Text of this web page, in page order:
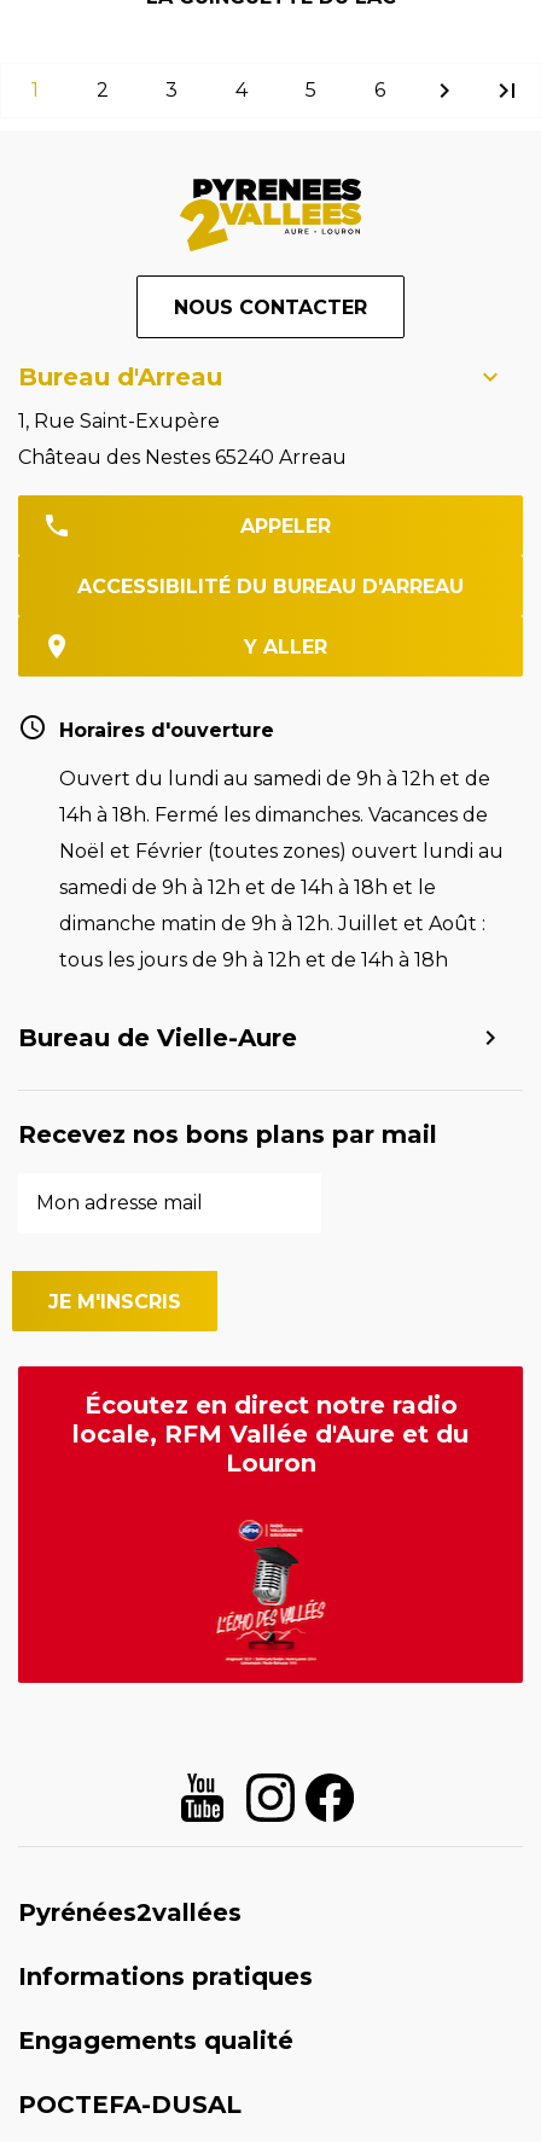
1 2 3 4 5 6 chevron_right last_page
NOUS CONTACTER
Bureau d'Arreau
1, Rue Saint-Exupère
Château des Nestes 65240 Arreau
APPELER
ACCESSIBILITÉ DU BUREAU D'ARREAU
Y ALLER
Horaires d'ouverture
Ouvert du lundi au samedi de 9h à 12h et de
14h à 18h. Fermé les dimanches. Vacances de
Noël et Février (toutes zones) ouvert lundi au
samedi de 9h à 12h et de 14h à 18h et le
dimanche matin de 9h à 12h. Juillet et Août :
tous les jours de 9h à 12h et de 14h à 18h
Bureau de Vielle-Aure
Recevez nos bons plans par mail
Écoutez en direct notre radio
locale, RFM Vallée d'Aure et du
Louron
Pyrénées2vallées
Informations pratiques
Engagements qualité
POCTEFA-DUSAL